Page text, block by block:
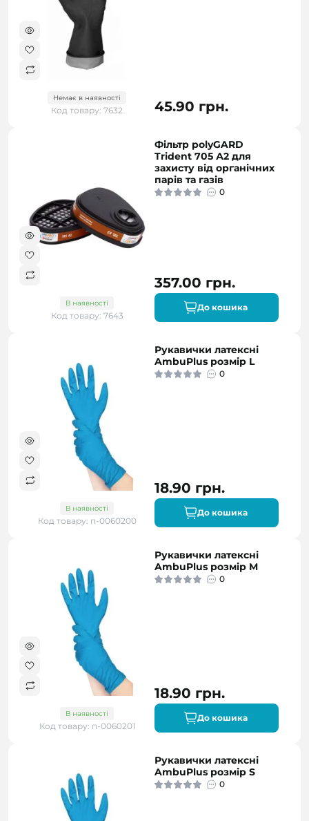
Немає в наявності
Код товару: 7632 45.90 грн.
В наявності
Код товару: 7643
Фільтр polyGARD
Trident 705 А2 для
захисту від органічних
парів та газів
0
357.00 грн.
До кошика
В наявності
Код товару: п-0060200
Рукавички латексні
AmbuPlus розмір L
0
18.90 грн.
До кошика
В наявності
Код товару: п-0060201
Рукавички латексні
AmbuPlus розмір M
0
18.90 грн.
До кошика
Рукавички латексні
AmbuPlus розмір S
0